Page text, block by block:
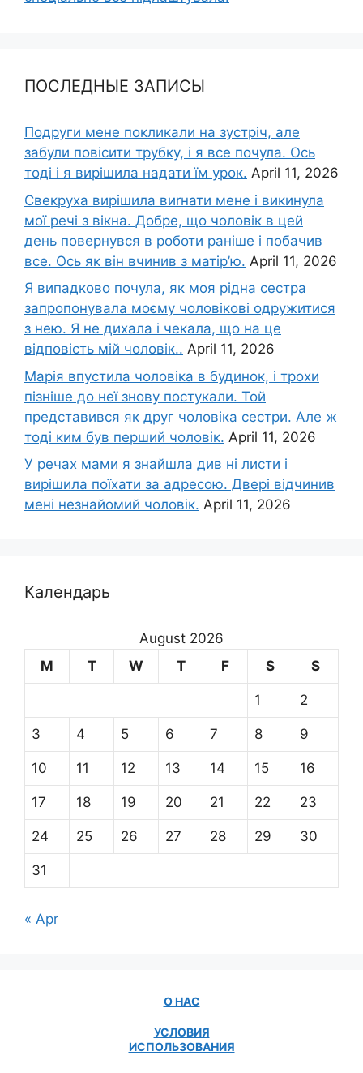
ПОСЛЕДНЫЕ ЗАПИСЫ
Подруги мене покликали на зустріч, але
забули повісити трубку, і я все почула. Ось
тоді і я вирішила надати їм урок. April 11, 2026
Свекруха вирішила виrнати мене і викинула
мої речі з вікна. Добре, що чоловік в цей
день повернувся в роботи раніше і побачив
все. Ось як він вчинив з матір’ю. April 11, 2026
Я випадково почула, як моя рідна сестра
запропонувала моєму чоловікові одружитися
з нею. Я не дихала і чекала, що на це
відповість мій чоловік.. April 11, 2026
Марія впустила чоловіка в будинок, і трохи
пізніше до неї знову постукали. Той
представився як друг чоловіка сестри. Але ж
тоді ким був перший чоловік. April 11, 2026
У речах мами я знайшла див ні листи і
вирішила поїхати за адресою. Двері відчинив
мені незнайомий чоловік. April 11, 2026
Календарь
August 2026
M
T W T F S S
1 2
3 4 5 6 7 8 9
10 11 12 13 14 15 16
17 18 19 20 21 22 23
24 25 26 27 28 29 30
31
« Apr
О НАС
УСЛОВИЯ
ИСПОЛЬЗОВАНИЯ